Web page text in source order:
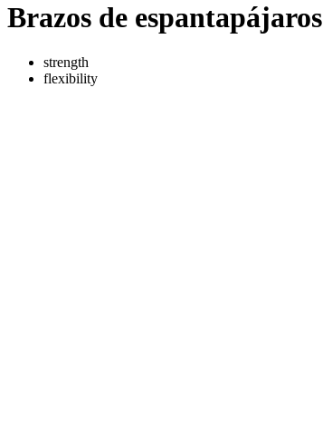
Brazos de espantapájaros
strength
flexibility